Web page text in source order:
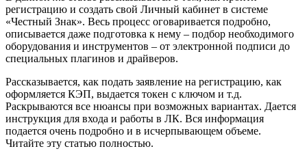
регистрацию и создать свой Личный кабинет в системе
«Честный Знак». Весь процесс оговаривается подробно,
описывается даже подготовка к нему – подбор необходимого
оборудования и инструментов – от электронной подписи до
специальных плагинов и драйверов.
Рассказывается, как подать заявление на регистрацию, как
оформляется КЭП, выдается токен с ключом и т.д.
Раскрываются все нюансы при возможных вариантах. Дается
инструкция для входа и работы в ЛК. Вся информация
подается очень подробно и в исчерпывающем объеме.
Читайте эту статью полностью.